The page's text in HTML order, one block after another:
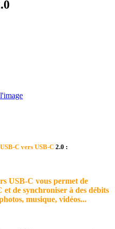
C vers USB-C 2.0 :
USB-C vous permet de
de synchroniser à des débits
musique, vidéos...